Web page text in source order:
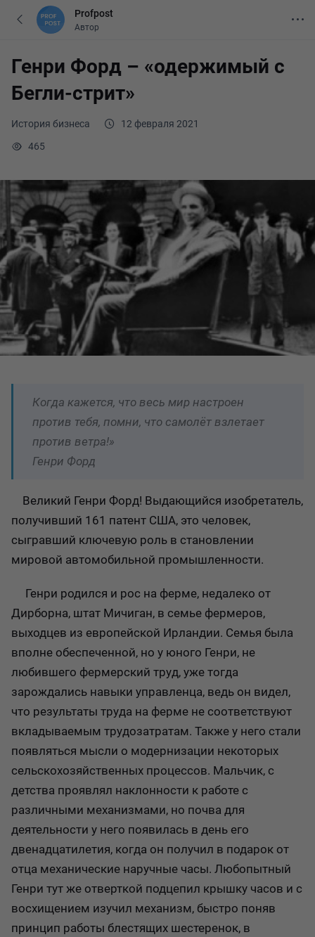
История бизнеса
12 февраля 2021
465
Генри Форд – «одержимый с
Бегли-стрит»
Когда кажется, что весь мир настроен
против тебя, помни, что самолёт взлетает
против ветра!»
Генри Форд
Великий Генри Форд! Выдающийся изобретатель,
получивший 161 патент США, это человек,
сыгравший ключевую роль в становлении
мировой автомобильной промышленности.
Генри родился и рос на ферме, недалеко от
Дирборна, штат Мичиган, в семье фермеров,
выходцев из европейской Ирландии. Семья была
вполне обеспеченной, но у юного Генри, не
любившего фермерский труд, уже тогда
зарождались навыки управленца, ведь он видел,
что результаты труда на ферме не соответствуют
вкладываемым трудозатратам. Также у него стали
появляться мысли о модернизации некоторых
сельскохозяйственных процессов. Мальчик, с
детства проявлял наклонности к работе с
различными механизмами, но почва для
деятельности у него появилась в день его
двенадцатилетия, когда он получил в подарок от
отца механические наручные часы. Любопытный
Генри тут же отверткой подцепил крышку часов и с
восхищением изучил механизм, быстро поняв
принцип работы блестящих шестеренок, в
Profpost
Автор